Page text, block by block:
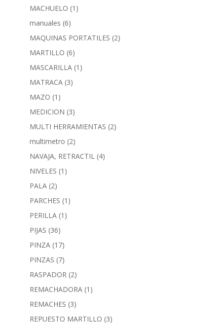
MACHUELO (1)
manuales (6)
MAQUINAS PORTATILES (2)
MARTILLO (6)
MASCARILLA (1)
MATRACA (3)
MAZO (1)
MEDICION (3)
MULTI HERRAMIENTAS (2)
multimetro (2)
NAVAJA, RETRACTIL (4)
NIVELES (1)
PALA (2)
PARCHES (1)
PERILLA (1)
PIJAS (36)
PINZA (17)
PINZAS (7)
RASPADOR (2)
REMACHADORA (1)
REMACHES (3)
REPUESTO MARTILLO (3)